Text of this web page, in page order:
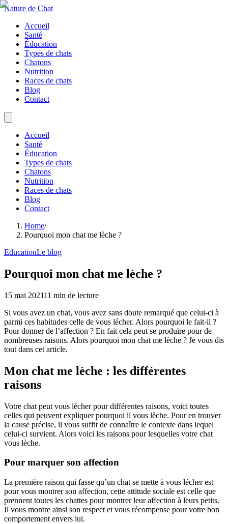
Nature de Chat
Accueil
Santé
Éducation
Types de chats
Chatons
Nutrition
Races de chats
Blog
Contact
Accueil
Santé
Éducation
Types de chats
Chatons
Nutrition
Races de chats
Blog
Contact
Home/
Pourquoi mon chat me lèche ?
EducationLe blog
Pourquoi mon chat me lèche ?
15 mai 202111 min de lecture
Si vous avez un chat, vous avez sans doute remarqué que celui-ci à
parmi ces habitudes celle de vous lécher. Alors pourquoi le fait-il ?
Pour donner de l’affection ? En fait cela peut se produire pour de
nombreuses raisons. Alors pourquoi mon chat me lèche ? Je vous dis
tout dans cet article.
Mon chat me lèche : les différentes
raisons
Votre chat peut vous lécher pour différentes raisons, voici toutes
celles qui peuvent expliquer pourquoi il vous lèche. Pour en trouver
la cause précise, il vous suffit de connaître le contexte dans lequel
celui-ci survient. Alors voici les raisons pour lesquelles votre chat
vous lèche.
Pour marquer son affection
La première raison qui fasse qu’un chat se mette à vous lécher est
pour vous montrer son affection, cette attitude sociale est celle que
prennent toutes les chattes pour montrer leur affection à leurs petits.
Il vous montre ainsi son respect et vous récompense pour votre bon
comportement envers lui.